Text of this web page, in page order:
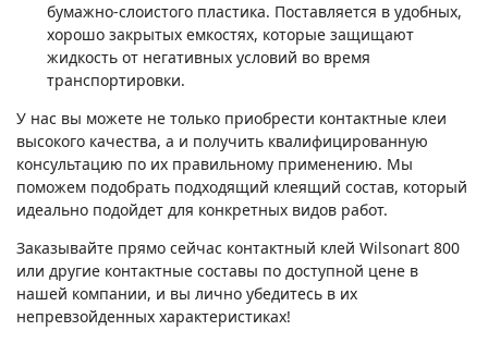
бумажно-слоистого пластика. Поставляется в удобных,
хорошо закрытых емкостях, которые защищают
жидкость от негативных условий во время
транспортировки.
У нас вы можете не только приобрести контактные клеи
высокого качества, а и получить квалифицированную
консультацию по их правильному применению. Мы
поможем подобрать подходящий клеящий состав, который
идеально подойдет для конкретных видов работ.
Заказывайте прямо сейчас контактный клей Wilsonart 800
или другие контактные составы по доступной цене в
нашей компании, и вы лично убедитесь в их
непревзойденных характеристиках!